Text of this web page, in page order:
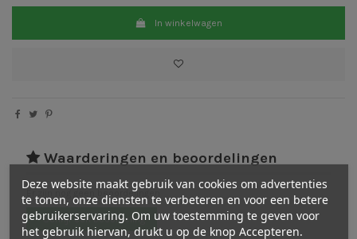
In winkelwagen
Waarderingen en beoordelingen
Er zijn nog geen beoordelingen
Schrijf een beoordeling
Deze website maakt gebruik van cookies om advertenties
te tonen, onze diensten te verbeteren en voor een betere
gebruikerservaring. Om uw toestemming te geven voor
het gebruik hiervan, drukt u op de knop Accepteren.